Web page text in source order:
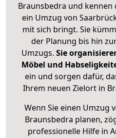
Braunsbedra und
ein Umzug von
mit sich bringt. Sie
der Planung bis hin
Umzugs. Sie
Möbel und
ein und sorgen dafür,
Ihrem neuen Zielort in
Wenn Sie einen Umzug
Braunsbedra planen,
professionelle Hilfe in